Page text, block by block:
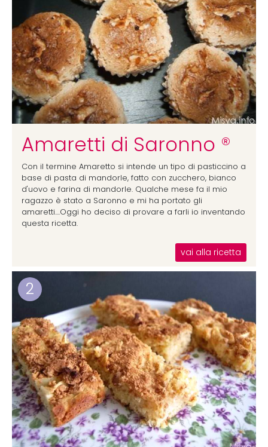
Amaretti di Saronno ®
Con il termine Amaretto si intende un tipo di pasticcino a
base di pasta di mandorle, fatto con zucchero, bianco
d'uovo e farina di mandorle. Qualche mese fa il mio
ragazzo è stato a Saronno e mi ha portato gli
amaretti....Oggi ho deciso di provare a farli io inventando
questa ricetta.
vai alla ricetta
2